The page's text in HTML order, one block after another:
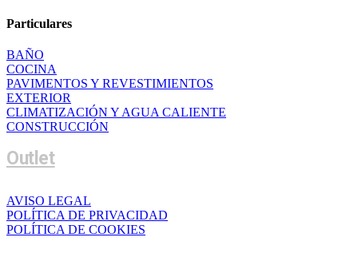
Particulares
BAÑO
COCINA
PAVIMENTOS Y REVESTIMIENTOS
EXTERIOR
CLIMATIZACIÓN Y AGUA CALIENTE
CONSTRUCCIÓN
Outlet
AVISO LEGAL
POLÍTICA DE PRIVACIDAD
POLÍTICA DE COOKIES